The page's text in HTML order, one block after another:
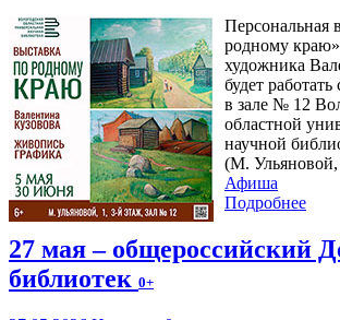
Персональная
родному краю»
художника
будет
в зале № 12
областной
научной
(М. Ульяновой,
Афиша
Подробнее
27 мая – общероссийский
библиотек 0+